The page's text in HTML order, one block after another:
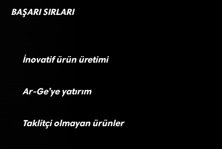
BAŞARI SIRLARI
İnovatif ürün üretimi
Ar-Ge’ye yatırım
Taklitçi olmayan ürünler